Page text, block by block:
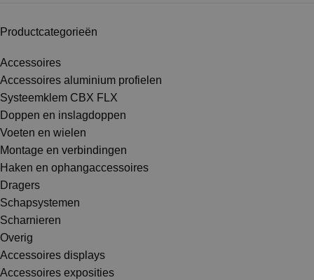
Productcategorieën
Accessoires
Accessoires aluminium profielen
Systeemklem CBX FLX
Doppen en inslagdoppen
Voeten en wielen
Montage en verbindingen
Haken en ophangaccessoires
Dragers
Schapsystemen
Scharnieren
Overig
Accessoires displays
Accessoires exposities